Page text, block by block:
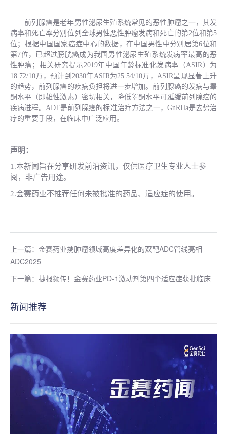
前列腺癌是老年男性泌尿生殖系统常见的恶性肿瘤之一，其发
病率和死亡率分别位列全球男性恶性肿瘤发病和死亡的第2位和第5
位；根据中国国家癌症中心的数据，在中国男性中分别居第6位和
第7位，已超过膀胱癌成为我国男性泌尿生殖系统发病率最高的恶
性肿瘤；相关研究提示2019年中国年龄标准化发病率（ASIR）为
18.72/10万，预计到2030年ASIR为25.54/10万，ASIR呈现显著上升
的趋势，前列腺癌的疾病负担将进一步增加。前列腺癌的发病与睾
酮水平（即雄性激素）密切相关，降低睾酮水平可延缓前列腺癌的
疾病进程。ADT是前列腺癌的标准治疗方法之一， GnRHa是去势治
疗的重要手段，在临床中广泛应用。
声明：
1.本新闻旨在分享研发前沿资讯，仅供医疗卫生专业人士参
阅，非广告用途。
2.金赛药业不推荐任何未被批准的药品、适应症的使用。
上一篇：金赛药业携肿瘤领域高度差异化的双靶ADC管线亮相
ADC2025
下一篇：捷报频传！金赛药业PD-1激动剂第四个适应症获批临床
新闻推荐